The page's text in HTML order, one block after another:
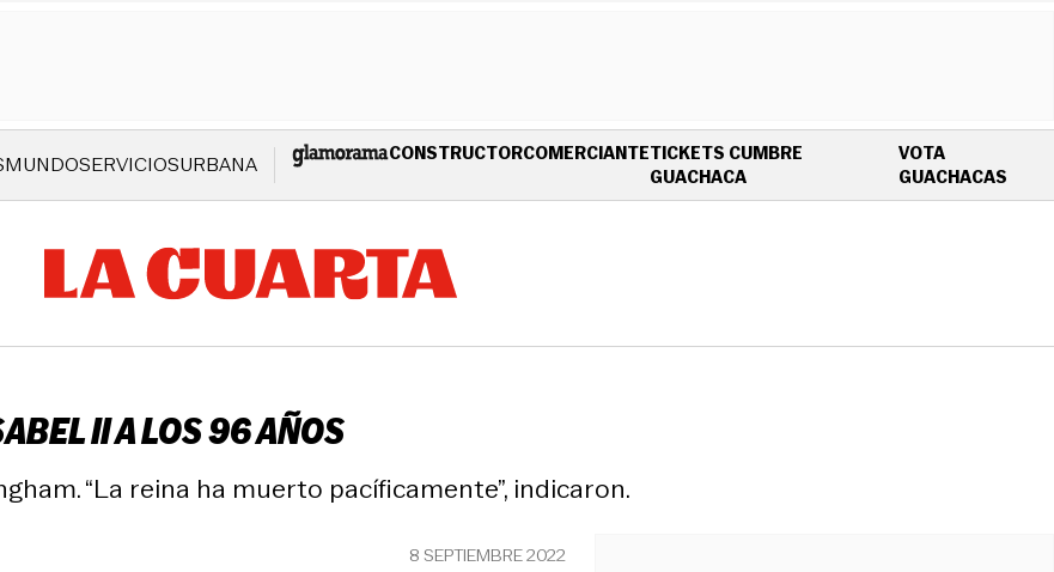
MUNDOSERVICIOSURBANA CONSTRUCTORCOMERCIANTETICKETS CUMBRE
GUACHACAOPENS IN NEW WINDOW
VOTA
GUACHACAS
II A LOS 96 AÑOS
“La reina ha muerto pacíficamente”, indicaron.
8 SEPTIEMBRE 2022